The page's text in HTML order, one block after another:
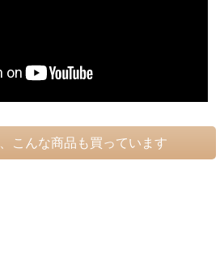
こんな商品も買っています